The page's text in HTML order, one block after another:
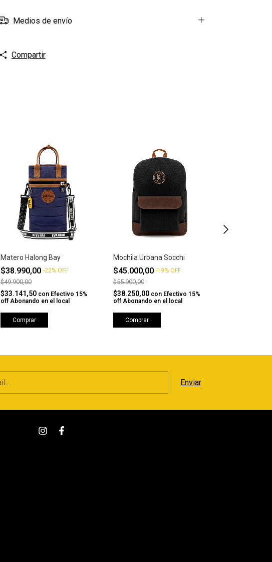
Medios de envío
Compartir
Matero Halong Bay
$38.990,00 -22% OFF
$49.900,00
$33.141,50 con Efectivo 15%
off Abonando en el local
Comprar
Mochila Urbana Socchi
$45.000,00 -19% OFF
$55.900,00
$38.250,00 con Efectivo 15%
off Abonando en el local
Comprar